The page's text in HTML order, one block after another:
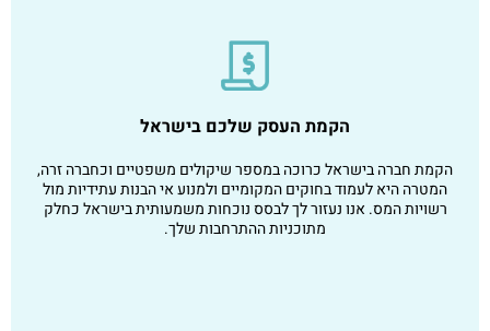
הקמת העסק שלכם בישראל
הקמת חברה בישראל כרוכה במספר שיקולים משפטיים וכחברה זרה,
המטרה היא לעמוד בחוקים המקומיים ולמנוע אי הבנות עתידיות מול
רשויות המס. אנו נעזור לך לבסס נוכחות משמעותית בישראל כחלק
מתוכניות ההתרחבות שלך.